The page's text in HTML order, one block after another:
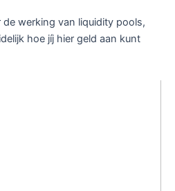
werking van liquidity pools,
hoe jíj hier geld aan kunt